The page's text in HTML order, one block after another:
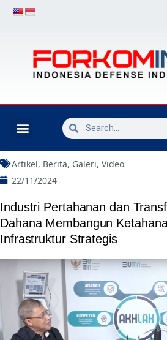
Artikel, Berita, Galeri, Video
22/11/2024
Industri Pertahanan dan
Dahana Membangun
Infrastruktur Strategis